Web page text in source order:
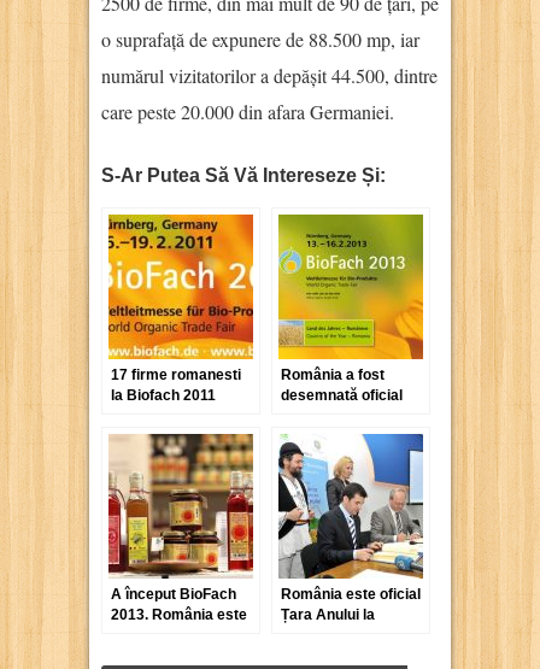
o suprafață de expunere de 88.500 mp, iar
numărul vizitatorilor a depășit 44.500, dintre
care peste 20.000 din afara Germaniei.
S-Ar Putea Să Vă Intereseze Și:
17 firme romanesti
la Biofach 2011
România a fost
desemnată oficial
Biofach 2013
A început BioFach
2013. România este
România este oficial
Țara Anului la